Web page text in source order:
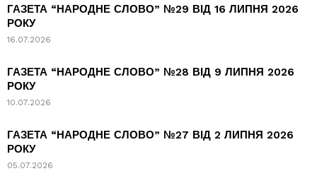
ГАЗЕТА “НАРОДНЕ СЛОВО” №29 ВІД 16 ЛИПНЯ 2026
РОКУ
16.07.2026
ГАЗЕТА “НАРОДНЕ СЛОВО” №28 ВІД 9 ЛИПНЯ 2026
РОКУ
10.07.2026
ГАЗЕТА “НАРОДНЕ СЛОВО” №27 ВІД 2 ЛИПНЯ 2026
РОКУ
05.07.2026